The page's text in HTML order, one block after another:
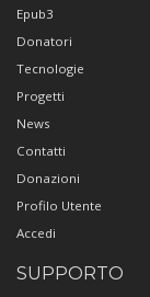
Epub3
Donatori
Tecnologie
Progetti
News
Contatti
Donazioni
Profilo Utente
Accedi
SUPPORTO